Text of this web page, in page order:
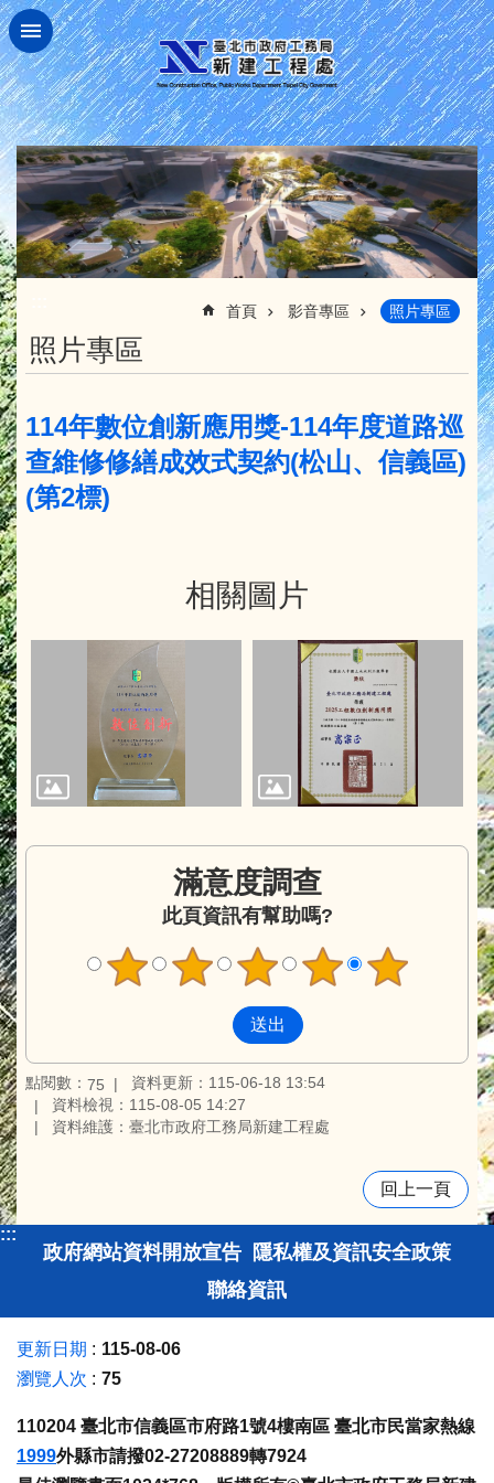
跳到主要內容區塊
首頁 影音專區 照片專區
照片專區
114年數位創新應用獎-114年度道路巡
查維修修繕成效式契約(松山、信義區)
(第2標)
相關圖片
滿意度調查
此頁資訊有幫助嗎?
點閱數： 75
資料更新：115-06-18 13:54
資料檢視：115-08-05 14:27
資料維護：臺北市政府工務局新建工程處
回上一頁
:::
政府網站資料開放宣告 隱私權及資訊安全政策
聯絡資訊
更新日期
115-08-06
瀏覽人次
75
110204 臺北市信義區市府路1號4樓南區 臺北市民當家熱線
1999外縣市請撥02-27208889轉7924